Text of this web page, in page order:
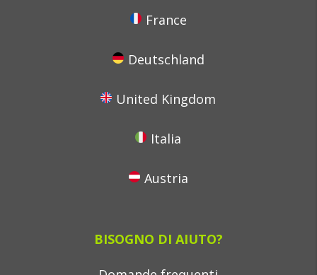
France
Deutschland
United Kingdom
Italia
Austria
BISOGNO DI AIUTO?